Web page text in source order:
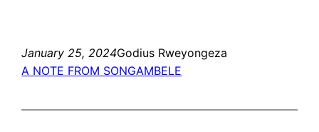
January 25, 2024Godius Rweyongeza
A NOTE FROM SONGAMBELE